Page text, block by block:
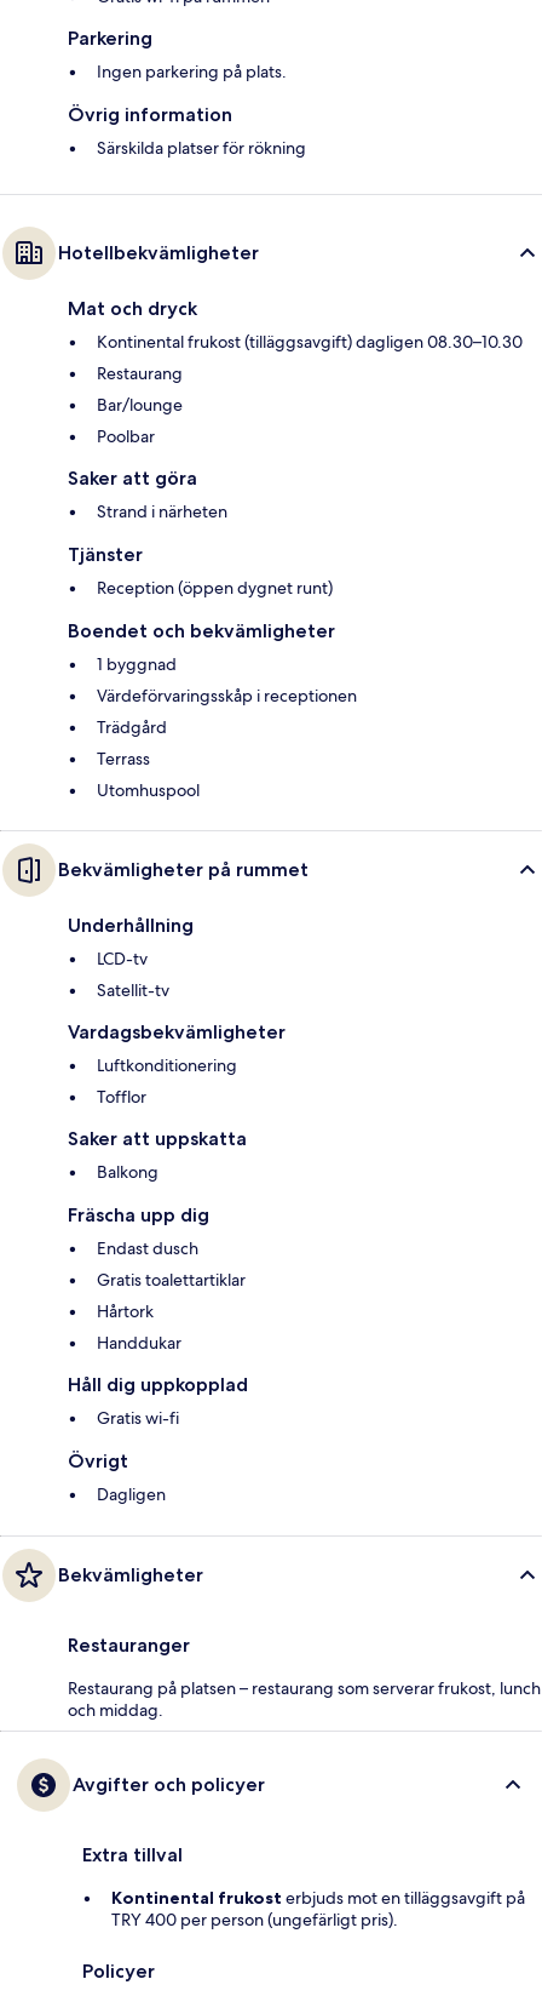
Parkering
Ingen parkering på plats.
Övrig information
Särskilda platser för rökning
Hotellbekvämligheter
Mat och dryck
Kontinental frukost (tilläggsavgift) dagligen 08.30–10.30
Restaurang
Bar/lounge
Poolbar
Saker att göra
Strand i närheten
Tjänster
Reception (öppen dygnet runt)
Boendet och bekvämligheter
1 byggnad
Värdeförvaringsskåp i receptionen
Trädgård
Terrass
Utomhuspool
Bekvämligheter på rummet
Underhållning
LCD-tv
Satellit-tv
Vardagsbekvämligheter
Luftkonditionering
Tofflor
Saker att uppskatta
Balkong
Fräscha upp dig
Endast dusch
Gratis toalettartiklar
Hårtork
Handdukar
Håll dig uppkopplad
Gratis wi-fi
Övrigt
Dagligen
Bekvämligheter
Restauranger
Restaurang på platsen – restaurang som serverar frukost, lunch
och middag.
Avgifter och policyer
Extra tillval
Kontinental frukost erbjuds mot en tilläggsavgift på
TRY 400 per person (ungefärligt pris).
Policyer